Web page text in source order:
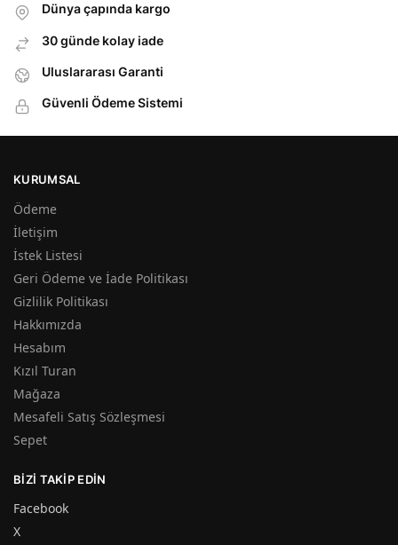
Dünya çapında kargo
30 günde kolay iade
Uluslararası Garanti
Güvenli Ödeme Sistemi
KURUMSAL
Ödeme
İletişim
İstek Listesi
Geri Ödeme ve İade Politikası
Gizlilik Politikası
Hakkımızda
Hesabım
Kızıl Turan
Mağaza
Mesafeli Satış Sözleşmesi
Sepet
BIZI TAKIP EDIN
Facebook
X